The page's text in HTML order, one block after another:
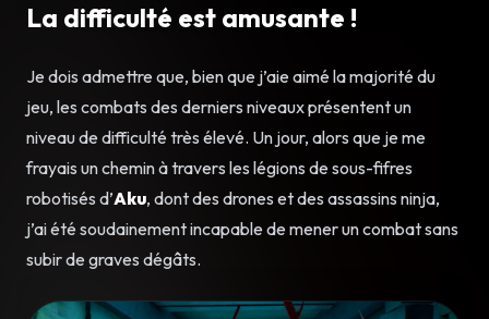
La difficulté est amusante !
Je dois admettre que, bien que j’aie aimé la majorité du
jeu, les combats des derniers niveaux présentent un
niveau de difficulté très élevé. Un jour, alors que je me
frayais un chemin à travers les légions de sous-fifres
robotisés d’Aku, dont des drones et des assassins ninja,
j’ai été soudainement incapable de mener un combat sans
subir de graves dégâts.